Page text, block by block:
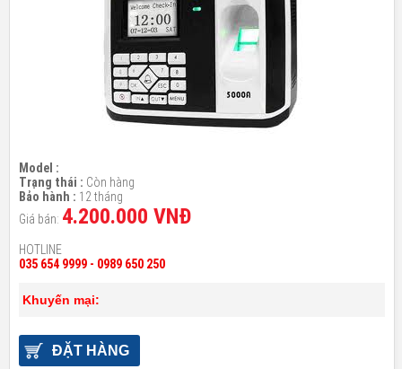
Model :
Trạng thái : Còn hàng
Bảo hành : 12 tháng
Giá bán: 4.200.000 VNĐ
HOTLINE
035 654 9999 - 0989 650 250
Khuyến mại:
ĐẶT HÀNG